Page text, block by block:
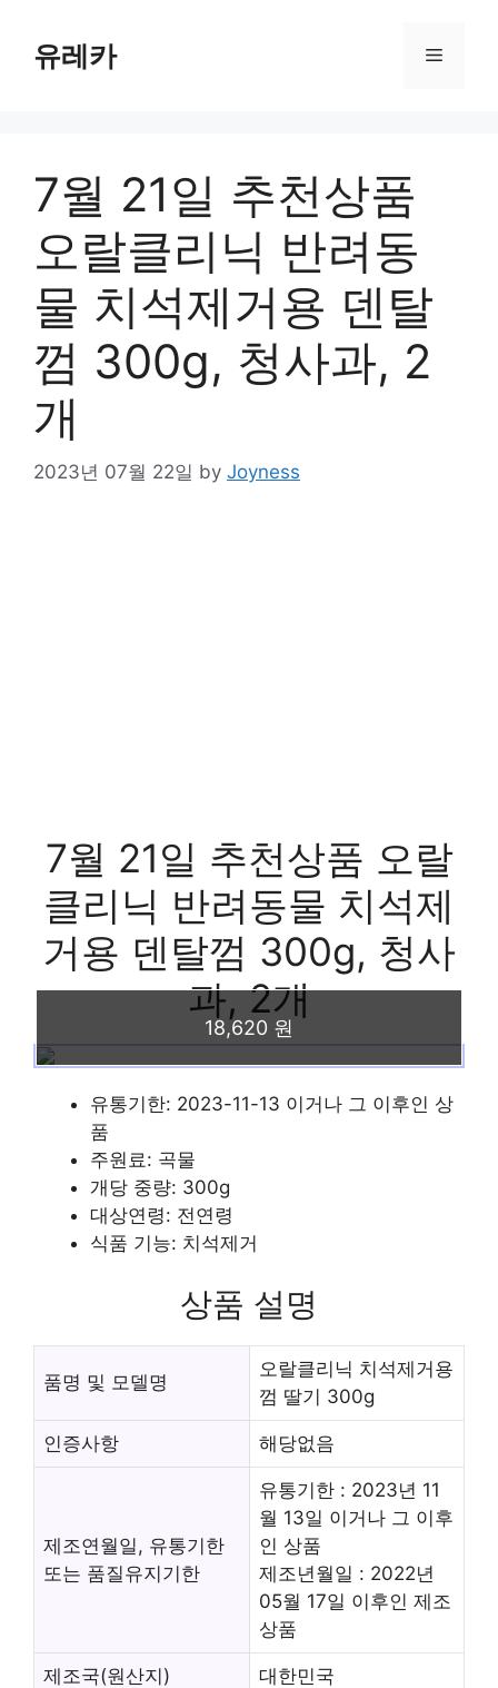
content유레카 Menu
7월 21일 추천상품
오랄클리닉 반려동
물 치석제거용 덴탈
껌 300g, 청사과, 2
개
2023년 07월 22일 by Joyness
7월 21일 추천상품 오랄
클리닉 반려동물 치석제
거용 덴탈껌 300g, 청사
과, 2개
18,620 원
유통기한: 2023-11-13 이거나 그 이후인 상
품
주원료: 곡물
개당 중량: 300g
대상연령: 전연령
식품 기능: 치석제거
상품 설명
품명 및 모델명
오랄클리닉 치석제거용
껌 딸기 300g
인증사항 해당없음
제조연월일, 유통기한
또는 품질유지기한
유통기한 : 2023년 11
월 13일 이거나 그 이후
인 상품
제조년월일 : 2022년
05월 17일 이후인 제조
상품
제조국(원산지) 대한민국